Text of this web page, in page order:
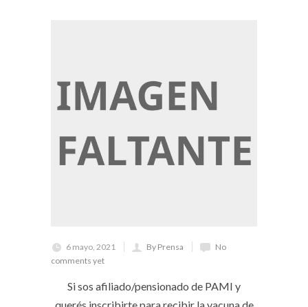
6 mayo, 2021 By Prensa
No
comments yet
Si sos afiliado/pensionado de PAMI y